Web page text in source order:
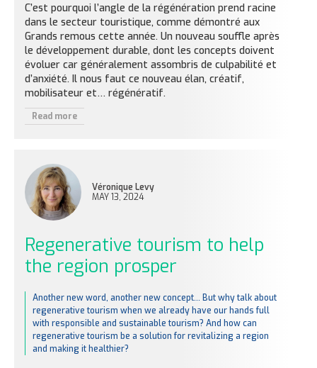
C’est pourquoi l’angle de la régénération prend racine
dans le secteur touristique, comme démontré aux
Grands remous cette année. Un nouveau souffle après
le développement durable, dont les concepts doivent
évoluer car généralement assombris de culpabilité et
d’anxiété. Il nous faut ce nouveau élan, créatif,
mobilisateur et… régénératif.
Read more
Véronique Levy
MAY 13, 2024
Regenerative tourism to help
the region prosper
Another new word, another new concept... But why talk about
regenerative tourism when we already have our hands full
with responsible and sustainable tourism? And how can
regenerative tourism be a solution for revitalizing a region
and making it healthier?